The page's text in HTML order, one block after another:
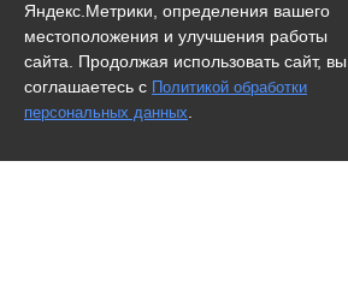
Яндекс.Метрики, определения вашего
местоположения и улучшения работы
сайта. Продолжая использовать сайт, вы
соглашаетесь с Политикой обработки
персональных данных